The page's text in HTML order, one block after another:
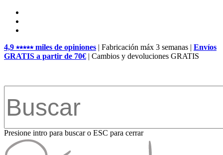
Skip
main
4,9 ⭑⭑⭑⭑⭑ miles de opiniones | Fabricación máx 3 semanas | Envíos
GRATIS a partir de 70€ | Cambios y devoluciones GRATIS
Presione intro para buscar o ESC para cerrar
Close
Search